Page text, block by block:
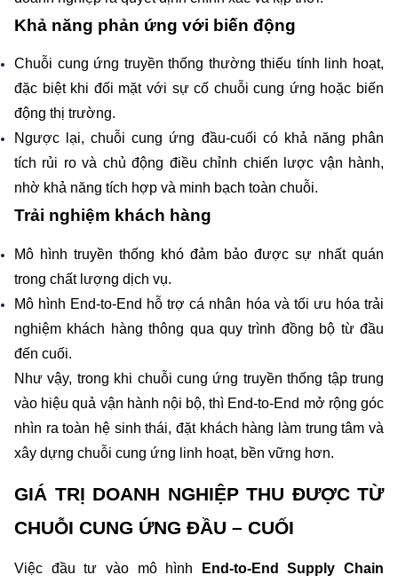
Khả năng phản ứng với biến động
Chuỗi cung ứng truyền thống thường thiếu tính linh hoạt,
đặc biệt khi đối mặt với sự cố chuỗi cung ứng hoặc biến
động thị trường.
Ngược lại, chuỗi cung ứng đầu-cuối có khả năng phân
tích rủi ro và chủ động điều chỉnh chiến lược vận hành,
nhờ khả năng tích hợp và minh bạch toàn chuỗi.
Trải nghiệm khách hàng
Mô hình truyền thống khó đảm bảo được sự nhất quán
trong chất lượng dịch vụ.
Mô hình End-to-End hỗ trợ cá nhân hóa và tối ưu hóa trải
nghiệm khách hàng thông qua quy trình đồng bộ từ đầu
đến cuối.
Như vậy, trong khi chuỗi cung ứng truyền thống tập trung
vào hiệu quả vận hành nội bộ, thì End-to-End mở rộng góc
nhìn ra toàn hệ sinh thái, đặt khách hàng làm trung tâm và
xây dựng chuỗi cung ứng linh hoạt, bền vững hơn.
GIÁ TRỊ DOANH NGHIỆP THU ĐƯỢC TỪ
CHUỖI CUNG ỨNG ĐẦU – CUỐI
Việc đầu tư vào mô hình
End-to-End Supply Chain